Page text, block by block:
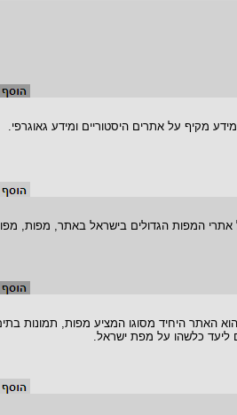
מקיף על אתרים היסטוריים ומידע גאוגרפי.
המפות הגדולים בישראל באתר, מפות,
האתר היחיד מסוגו המציע מפות, תמונות
ליעד כלשהו על מפת ישראל.